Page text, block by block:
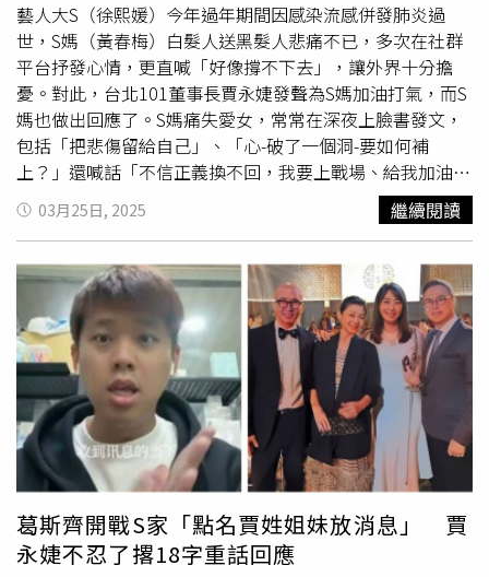
藝人大S（徐熙媛）今年過年期間因感染流感併發肺炎過
世，S媽（黃春梅）白髮人送黑髮人悲痛不已，多次在社群
平台抒發心情，更直喊「好像撐不下去」，讓外界十分擔
憂。對此，台北101董事長賈永婕發聲為S媽加油打氣，而S
媽也做出回應了。S媽痛失愛女，常常在深夜上臉書發文，
包括「把悲傷留給自己」、「心-破了一個洞-要如何補
上？」還喊話「不信正義換不回，我要上戰場、給我加油
吧！」、「他是騙子-我是傻」疑似開戰汪小菲，期間還2度
更換大頭貼。S媽本月9日甚至坦言：「有一個感覺！好像撐
不下去耶-苦」，短短一句「撐不下去」嚇壞不少人，網友
紛紛留言打氣：「很難撐，這就是無常人生」、「阿姨，請
您要好好吃飯，好好睡覺」、「我們一起陪妳悲傷」等。然
而，S媽在13日凌晨，短短半小時轉發了8次「把悲傷留給
自己」貼文，顯然依舊無法走出喪女悲痛。S媽回應賈永
婕。（圖／翻攝自賈永婕臉書）賈永婕看了相當擔心，22日
在臉書發文寫下：「徐媽媽我們感同身受妳的悲痛！但是妳
要好好照顧自己，我們愛你！你保重！」S媽則在23日晚間
回應：「愛妳，有妳們這群寶貝淘靠著、我一定要挺過去、
50天了」，對此賈永婕也再次送上鼓勵和祝福，「徐媽媽加
油，不要被惡人影響！」
03月25日, 2025 繼續閱讀
葛斯齊開戰S家「點名賈姓姐妹放消息」 賈
永婕不忍了撂18字重話回應